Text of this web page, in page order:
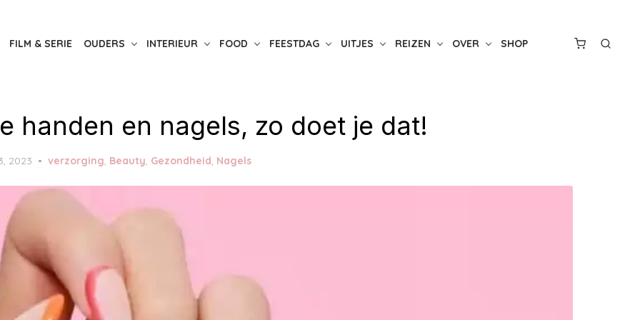
FILM & SERIE OUDERS INTERIEUR FOOD FEESTDAG UITJES REIZEN OVER SHOP
handen en nagels, zo doet je dat!
2023 verzorging Beauty Gezondheid Nagels